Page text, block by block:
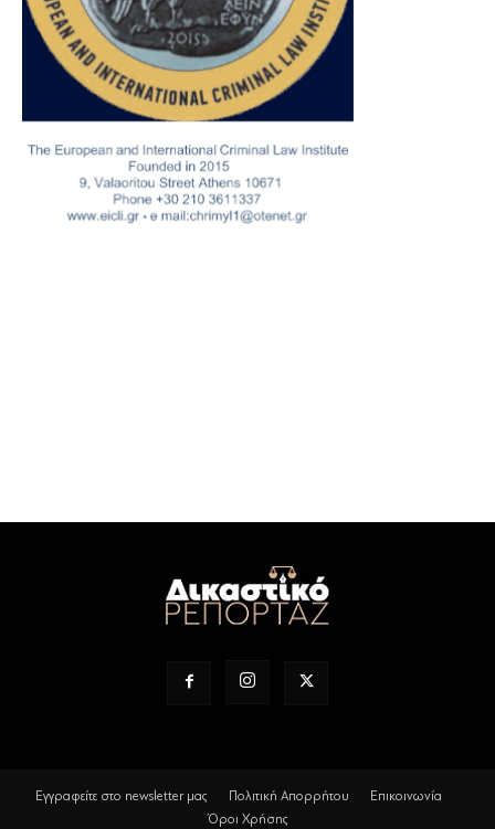
Εγγραφείτε στο newsletter μας Πολιτική Απορρήτου
Επικοινωνία
Όροι Χρήσης